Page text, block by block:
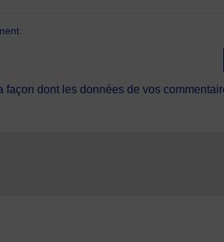
façon dont les données de vos